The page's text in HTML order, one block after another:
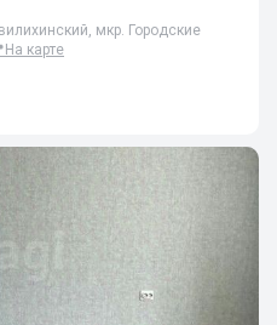
мкр. Городские
На карте